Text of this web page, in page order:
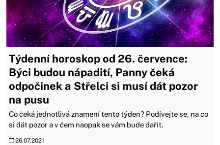
Týdenní horoskop od 26. července:
Býci budou nápadití, Panny čeká
odpočinek a Střelci si musí dát pozor
na pusu
Co čeká jednotlivá znamení tento týden? Podívejte se, na co
si dát pozor a v čem naopak se vám bude dařit.
26.07.2021